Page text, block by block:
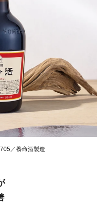
／養命酒製造